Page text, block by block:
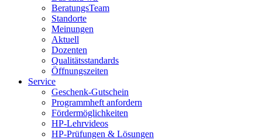
BeratungsTeam
Standorte
Meinungen
Aktuell
Dozenten
Qualitätsstandards
Öffnungszeiten
Service
Geschenk-Gutschein
Programmheft anfordern
Fördermöglichkeiten
HP-Lehrvideos
HP-Prüfungen & Lösungen